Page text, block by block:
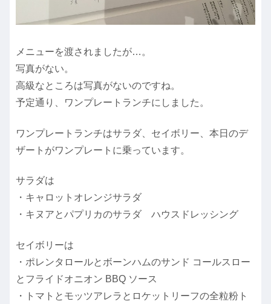
メニューを渡されましたが…。
写真がない。
高級なところは写真がないのですね。
予定通り、ワンプレートランチにしました。
ワンプレートランチはサラダ、セイボリー、本日のデ
ザートがワンプレートに乗っています。
サラダは
・キャロットオレンジサラダ
・キヌアとパプリカのサラダ ハウスドレッシング
セイボリーは
・ポレンタロールとボーンハムのサンド コールスロー
とフライドオニオン BBQ ソース
・トマトとモッツアレラとロケットリーフの全粒粉ト